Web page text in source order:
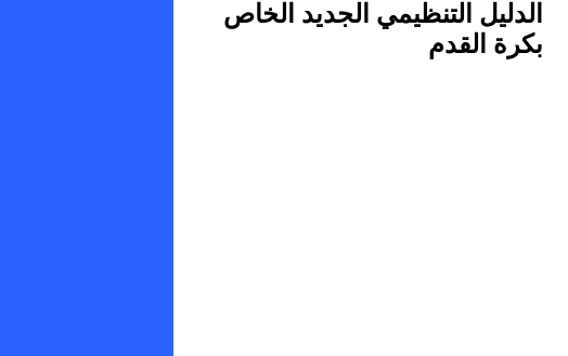
الدليل التنظيمي الجديد الخاص
بكرة القدم